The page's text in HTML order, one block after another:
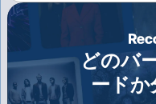
どのバ
ード